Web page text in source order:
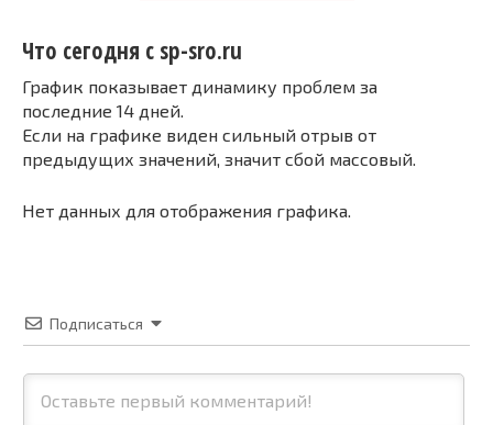
Что сегодня с sp-sro.ru
График показывает динамику проблем за
последние 14 дней.
Если на графике виден сильный отрыв от
предыдущих значений, значит сбой массовый.
Нет данных для отображения графика.
Подписаться